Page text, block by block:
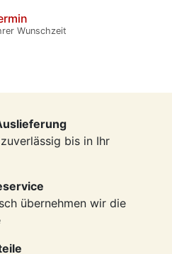
Wunschzeit
bis in Ihr
übernehmen wir die